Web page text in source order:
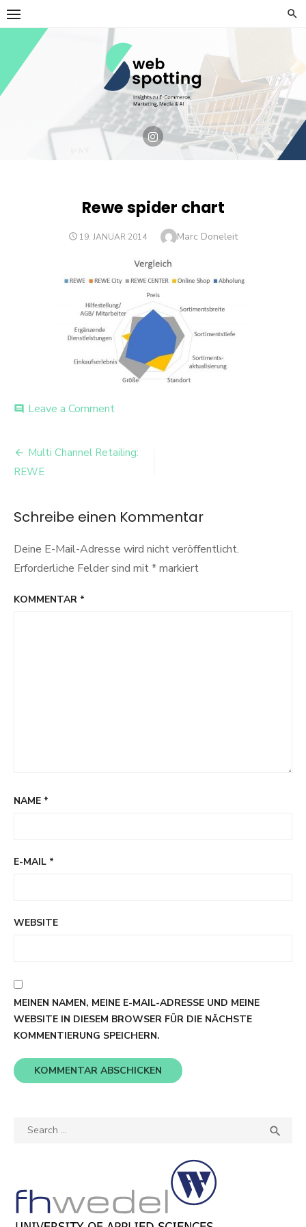
Skip
to
content
Rewe spider chart
POSTED
19. JANUAR 2014 Author
Marc Doneleit
comment Leave a Commenton
chart
Beitrags-
Navigation
Multi Channel Retailing:
REWE
Schreibe einen Kommentar
Deine E-Mail-Adresse wird nicht veröffentlicht.
Erforderliche Felder sind mit*markiert
KOMMENTAR *
NAME *
E-MAIL *
WEBSITE
MEINEN NAMEN, MEINE E-MAIL-ADRESSE UND MEINE
WEBSITE IN DIESEM BROWSER FÜR DIE NÄCHSTE
KOMMENTIERUNG SPEICHERN.
Search
